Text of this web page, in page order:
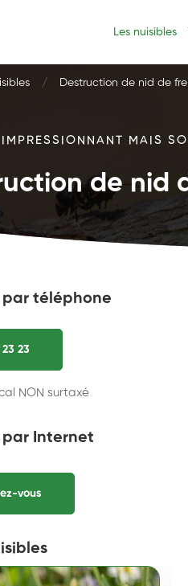
Les nuisibles
Destruction de nid de
MAIS
de nid
par téléphone
23
NON surtaxé
par Internet
vous